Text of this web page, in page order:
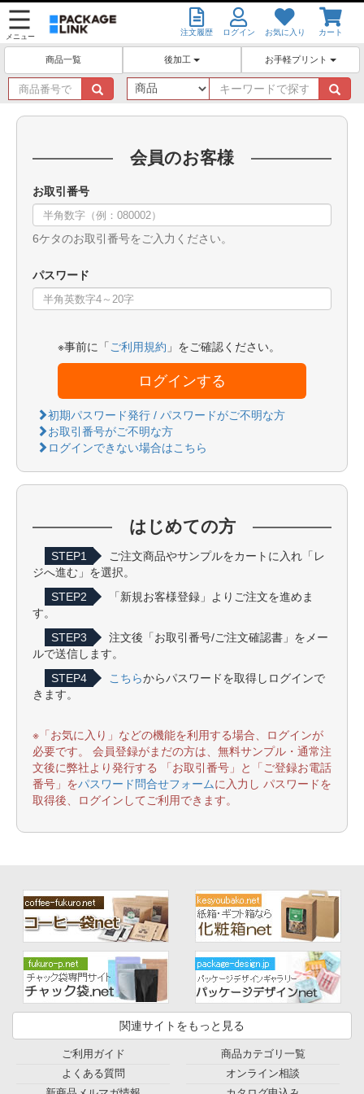
メニュー 注文履歴 ログイン お気に入り カート
商品一覧 後加工 お手軽プリント
商
品
番
キ
ー
ワ
会員のお客様
お取引番号
6ケタのお取引番号をご入力ください。
パスワード
※事前に「 ご利用規約 」をご確認ください。
ログインする
初期パスワード発行 / パスワードがご不明な方
お取引番号がご不明な方
ログインできない場合はこちら
はじめての方
STEP1
ご注文商品やサンプルをカートに入れ「レ
ジへ進む」を選択。
STEP2
「新規お客様登録」よりご注文を進めま
す。
STEP3
注文後「お取引番号/ご注文確認書」をメー
ルで送信します。
STEP4
こちらからパスワードを取得しログインで
きます。
※「お気に入り」などの機能を利用する場合、ログインが
必要です。 会員登録がまだの方は、無料サンプル・通常注
文後に弊社より発行する 「お取引番号」と「ご登録お電話
番号」をパスワード問合せフォームに入力し パスワードを
取得後、ログインしてご利用できます。
関連サイトをもっと見る
ご利用ガイド
よくある質問
商品カテゴリ一覧
オンライン相談